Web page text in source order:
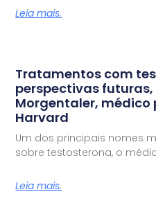
Leia mais.
Tratamentos com
perspectivas
Morgentaler, médico
Harvard
Um dos principais nomes
sobre testosterona, o
Leia mais.